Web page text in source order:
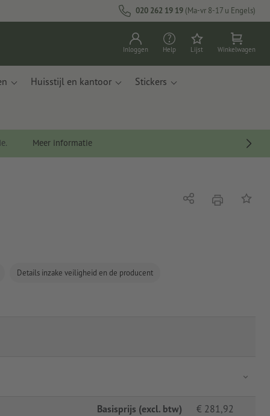
020 262 19 19 (Ma-vr 8-17 u Engels)
Inloggen Help Lijst Winkelwagen
Huisstijl en kantoor Stickers
Meer informatie
Details inzake veiligheid en de producent
Delen afdrukkenOp de
Basisprijs (excl. btw) € 281,92